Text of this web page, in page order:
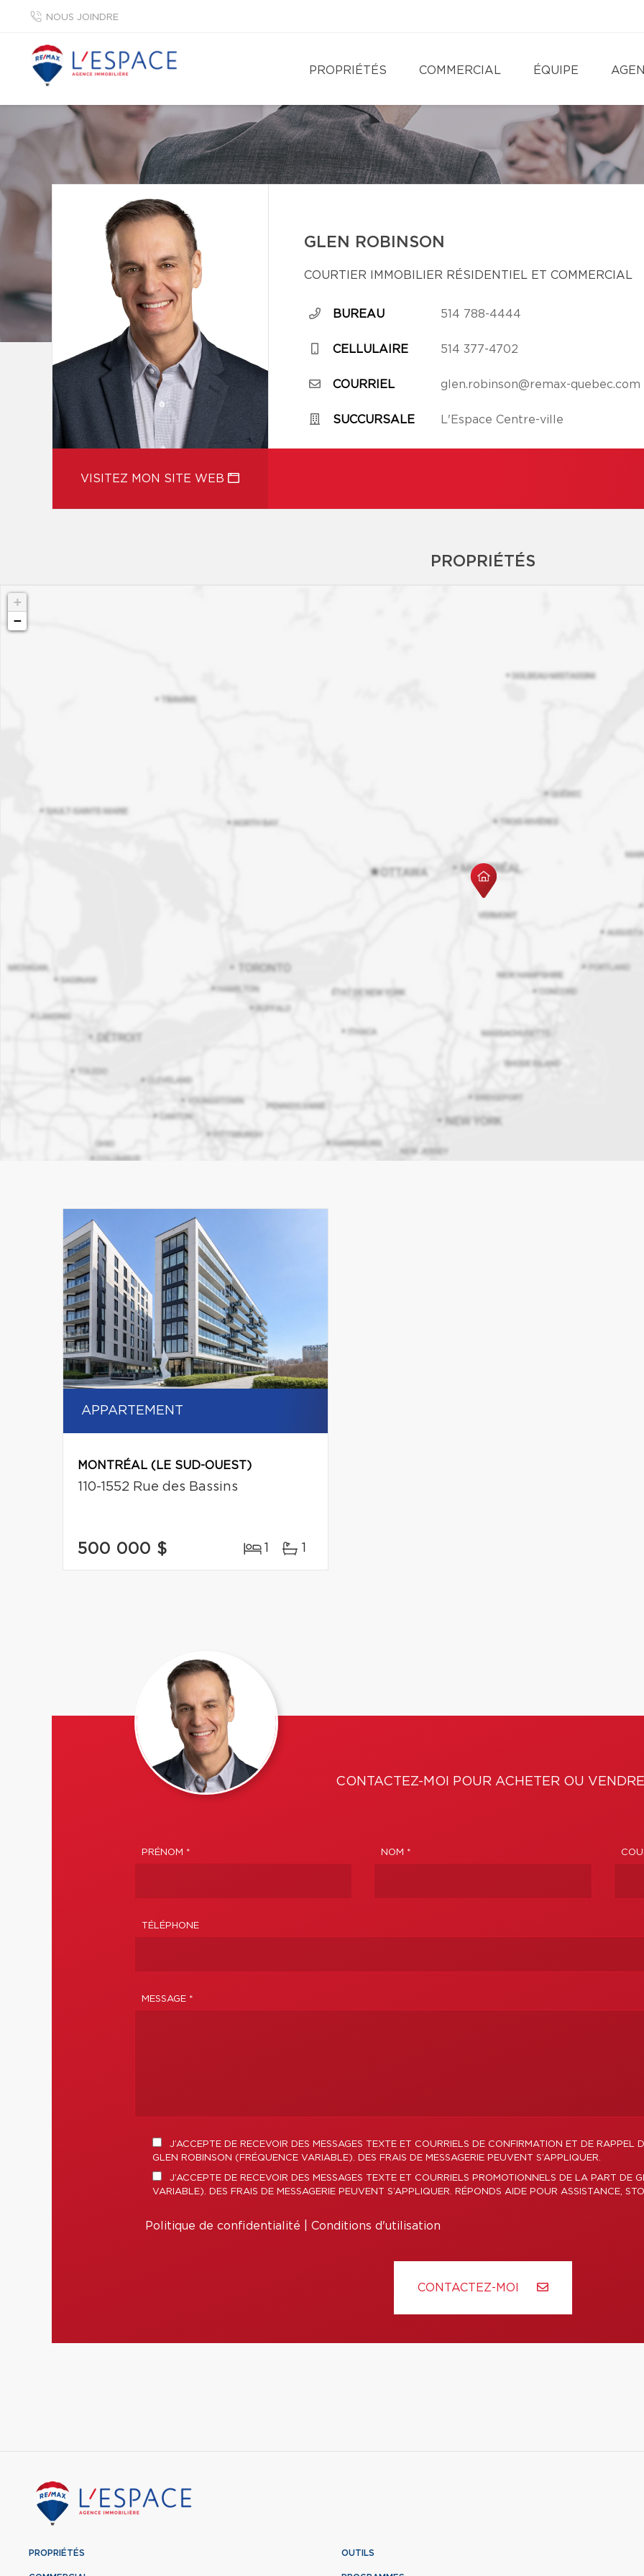
NOUS JOINDRE
PROPRIÉTÉS COMMERCIAL ÉQUIPE
GLEN ROBINSON
COURTIER IMMOBILIER RÉSIDENTIEL ET COMMERCIAL
BUREAU 514 788-4444
CELLULAIRE 514 377-4702
COURRIEL glen.robinson@remax-quebec.com
SUCCURSALE L'Espace Centre-ville
VISITEZ MON SITE WEB
PROPRIÉTÉS
+
−
APPARTEMENT
MONTRÉAL (LE SUD-OUEST)
110-1552 Rue des Bassins
500 000 $ 1 1
CONTACTEZ-MOI POUR ACHETER OU
PRÉNOM * NOM *
TÉLÉPHONE
MESSAGE *
J’ACCEPTE DE RECEVOIR DES MESSAGES TEXTE ET COURRIELS DE CONFIRMATION ET DE RAPPEL
GLEN ROBINSON (FRÉQUENCE VARIABLE). DES FRAIS DE MESSAGERIE PEUVENT S’APPLIQUER.
J’ACCEPTE DE RECEVOIR DES MESSAGES TEXTE ET COURRIELS PROMOTIONNELS DE LA PART DE
VARIABLE). DES FRAIS DE MESSAGERIE PEUVENT S’APPLIQUER. RÉPONDS AIDE POUR ASSISTANCE,
Politique de confidentialité Conditions d'utilisation
CONTACTEZ-MOI
PROPRIÉTÉS OUTILS